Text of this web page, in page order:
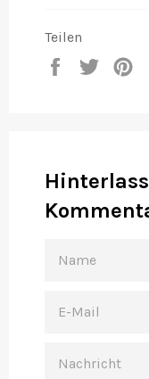
Teilen
Auf
Auf
MAIL